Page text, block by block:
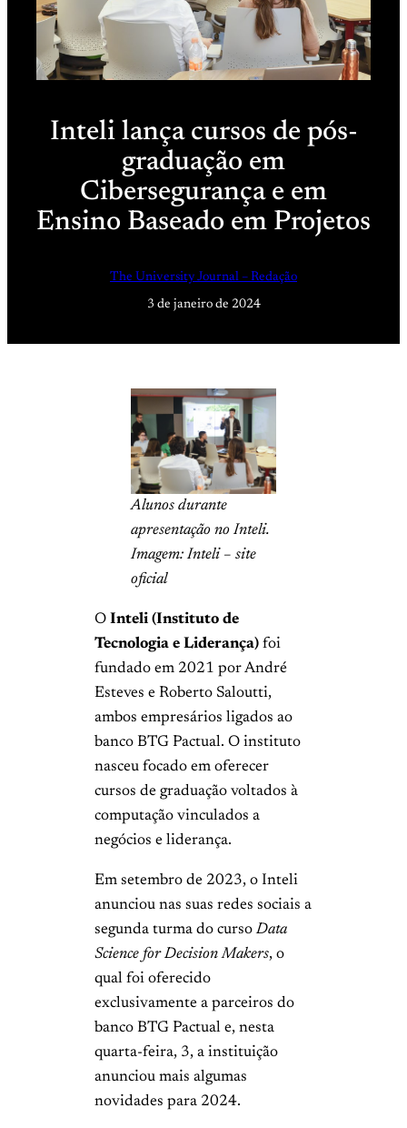
Inteli lança cursos de pós-
graduação em
Cibersegurança e em
Ensino Baseado em Projetos
The University Journal – Redação
3 de janeiro de 2024
Alunos durante
apresentação no Inteli.
Imagem: Inteli – site
oficial
O Inteli (Instituto de
Tecnologia e Liderança) foi
fundado em 2021 por André
Esteves e Roberto Saloutti,
ambos empresários ligados ao
banco BTG Pactual. O instituto
nasceu focado em oferecer
cursos de graduação voltados à
computação vinculados a
negócios e liderança.
Em setembro de 2023, o Inteli
anunciou nas suas redes sociais a
segunda turma do cursoData
Science for Decision Makers, o
qual foi oferecido
exclusivamente a parceiros do
banco BTG Pactual e, nesta
quarta-feira, 3, a instituição
anunciou mais algumas
novidades para 2024.